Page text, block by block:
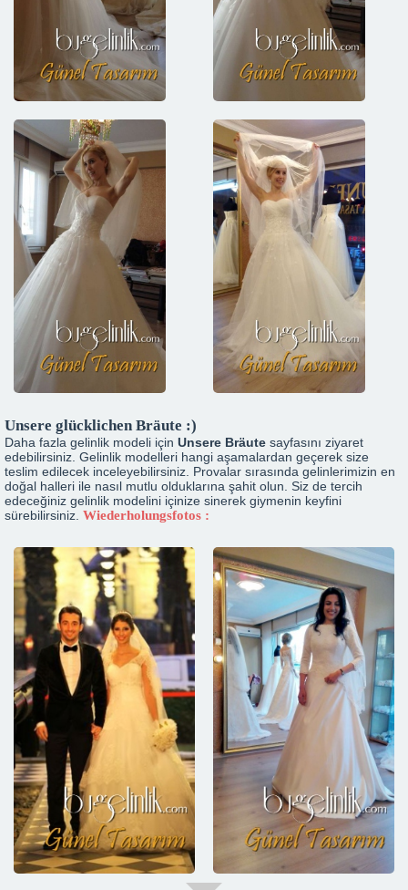
Unsere glücklichen Bräute :)
Daha fazla gelinlik modeli için Unsere Bräute sayfasını ziyaret
edebilirsiniz. Gelinlik modelleri hangi aşamalardan geçerek size
teslim edilecek inceleyebilirsiniz. Provalar sırasında gelinlerimizin en
doğal halleri ile nasıl mutlu olduklarına şahit olun. Siz de tercih
edeceğiniz gelinlik modelini içinize sinerek giymenin keyfini
sürebilirsiniz. Wiederholungsfotos :